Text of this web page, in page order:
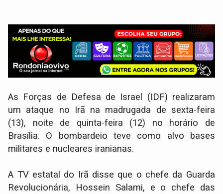
As Forças de Defesa de Israel (IDF) realizaram
um ataque no Irã na madrugada de sexta-feira
(13), noite de quinta-feira (12) no horário de
Brasília. O bombardeio teve como alvo bases
militares e nucleares iranianas.
A TV estatal do Irã disse que o chefe da Guarda
Revolucionária, Hossein Salami, e o chefe das